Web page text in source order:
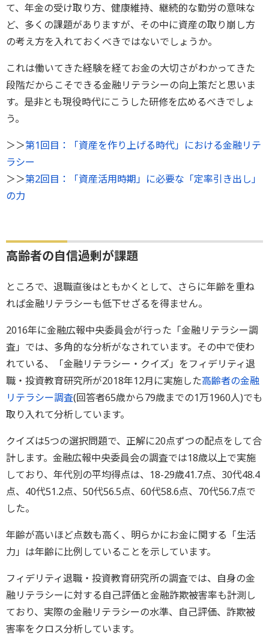
て、年金の受け取り方、健康維持、継続的な勤労の意味な
ど、多くの課題がありますが、その中に資産の取り崩し方
の考え方を入れておくべきではないでしょうか。
これは働いてきた経験を経てお金の大切さがわかってきた
段階だからこそできる金融リテラシーの向上策だと思いま
す。是非とも現役時代にこうした研修を広めるべきでしょ
う。
＞＞第1回目：「資産を作り上げる時代」における金融リテ
ラシー
＞＞第2回目：「資産活用時期」に必要な「定率引き出し」
の力
高齢者の自信過剰が課題
ところで、退職直後はともかくとして、さらに年齢を重ね
れば金融リテラシーも低下せざるを得ません。
2016年に金融広報中央委員会が行った「金融リテラシー調
査」では、多角的な分析がなされています。その中で使わ
れている、「金融リテラシー・クイズ」をフィデリティ退
職・投資教育研究所が2018年12月に実施した高齢者の金融
リテラシー調査(回答者65歳から79歳までの1万1960人)でも
取り入れて分析しています。
クイズは5つの選択問題で、正解に20点ずつの配点をして合
計します。金融広報中央委員会の調査では18歳以上で実施
しており、年代別の平均得点は、18-29歳41.7点、30代48.4
点、40代51.2点、50代56.5点、60代58.6点、70代56.7点で
した。
年齢が高いほど点数も高く、明らかにお金に関する「生活
力」は年齢に比例していることを示しています。
フィデリティ退職・投資教育研究所の調査では、自身の金
融リテラシーに対する自己評価と金融詐欺被害率も計測し
ており、実際の金融リテラシーの水準、自己評価、詐欺被
害率をクロス分析しています。